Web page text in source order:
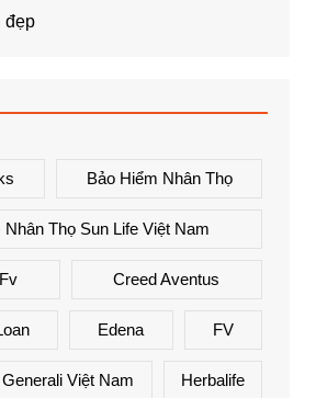
đẹp
Bảo Hiểm Nhân Thọ
Nhân Thọ Sun Life Việt Nam
Creed Aventus
Edena FV
Generali Việt Nam Herbalife